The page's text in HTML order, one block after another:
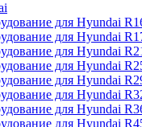
для Hyundai
для Hyundai
для Hyundai
для Hyundai
для Hyundai
для Hyundai
для Hyundai
для Hyundai